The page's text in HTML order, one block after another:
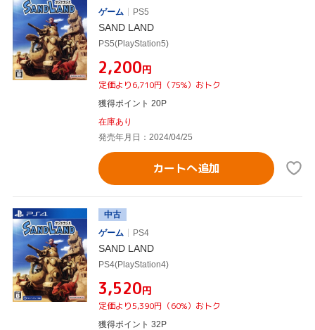
ゲーム
PS5
SAND LAND
PS5(PlayStation5)
¥2,200円
定価より6,710円（75%）おトク
獲得ポイント 20P
在庫あり
発売年月日：2024/04/25
カートへ追加
中古
ゲーム
PS4
SAND LAND
PS4(PlayStation4)
¥3,520円
定価より5,390円（60%）おトク
獲得ポイント 32P